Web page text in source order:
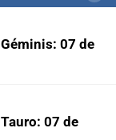
07 de
07 de